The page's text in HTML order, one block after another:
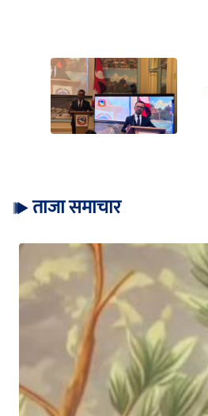
ताजा समाचार